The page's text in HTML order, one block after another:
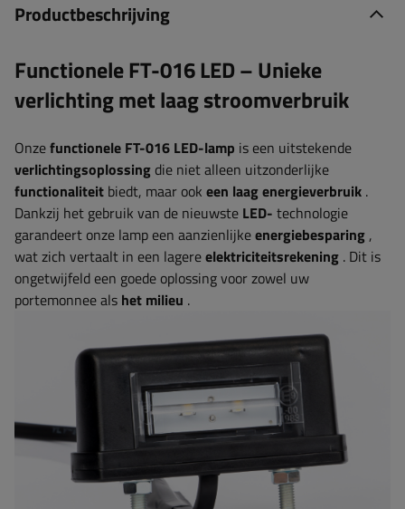
Productbeschrijving
Functionele FT-016 LED – Unieke
verlichting metlaag stroomverbruik
Onzefunctionele FT-016 LED-lamp is een uitstekende
verlichtingsoplossing die niet alleen uitzonderlijke
functionaliteit biedt, maar ook een laag energieverbruik .
Dankzij het gebruik van de nieuwste LED- technologie
garandeert onze lamp een aanzienlijkeenergiebesparing ,
wat zich vertaalt in een lagereelektriciteitsrekening . Dit is
ongetwijfeld een goede oplossing voor zowel uw
portemonnee als het milieu .